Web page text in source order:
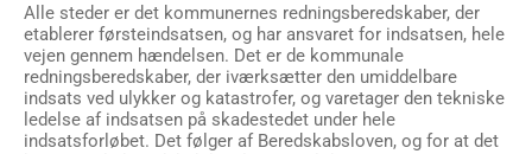
Alle steder er det kommunernes redningsberedskaber, der
etablerer førsteindsatsen, og har ansvaret for indsatsen, hele
vejen gennem hændelsen. Det er de kommunale
redningsberedskaber, der iværksætter den umiddelbare
indsats ved ulykker og katastrofer, og varetager den tekniske
ledelse af indsatsen på skadestedet under hele
indsatsforløbet. Det følger af Beredskabsloven, og for at det